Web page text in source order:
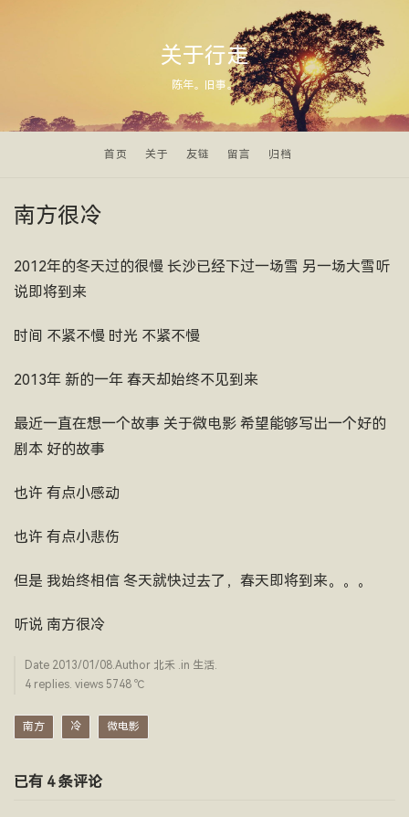
关于行走
陈年。旧事。
首页 关于 友链 留言 归档
南方很冷
2012年的冬天过的很慢 长沙已经下过一场雪 另一场大雪听
说即将到来
时间 不紧不慢 时光 不紧不慢
2013年 新的一年 春天却始终不见到来
最近一直在想一个故事 关于微电影 希望能够写出一个好的
剧本 好的故事
也许 有点小感动
也许 有点小悲伤
但是 我始终相信 冬天就快过去了，春天即将到来。。。
听说 南方很冷
Date 2013/01/08.Author 北禾 .in 生活.
4 replies. views 5748 ­℃
南方 冷 微电影
已有 4 条评论